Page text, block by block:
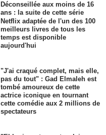
Déconseillée aux moins de 16
ans : la suite de cette série
Netflix adaptée de l'un des 100
meilleurs livres de tous les
temps est disponible
aujourd'hui
"J'ai craqué complet, mais elle,
pas du tout" : Gad Elmaleh est
tombé amoureux de cette
actrice iconique en tournant
cette comédie aux 2 millions de
spectateurs